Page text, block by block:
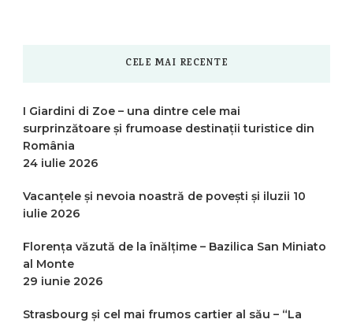
CELE MAI RECENTE
I Giardini di Zoe – una dintre cele mai
surprinzătoare și frumoase destinații turistice din
România
24 iulie 2026
Vacanțele și nevoia noastră de povești și iluzii 10
iulie 2026
Florența văzută de la înălțime – Bazilica San Miniato
al Monte
29 iunie 2026
Strasbourg și cel mai frumos cartier al său – “La